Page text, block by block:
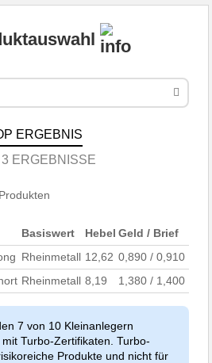
ERGEBNIS
ERGEBNISSE
Basiswert Hebel Geld / Brief
Rheinmetall 12,62 0,890 / 0,910
Rheinmetall 8,19 1,380 / 1,400
7 von 10 Kleinanlegern
Turbo-Zertifikaten. Turbo-
Produkte und nicht für